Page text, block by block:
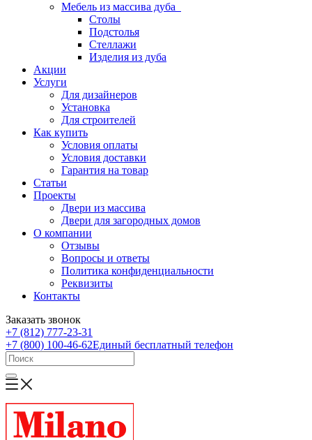
Мебель из массива дуба
Столы
Подстолья
Стеллажи
Изделия из дуба
Акции
Услуги
Для дизайнеров
Установка
Для строителей
Как купить
Условия оплаты
Условия доставки
Гарантия на товар
Статьи
Проекты
Двери из массива
Двери для загородных домов
О компании
Отзывы
Вопросы и ответы
Политика конфиденциальности
Реквизиты
Контакты
Заказать звонок
+7 (812) 777-23-31
+7 (800) 100-46-62Единый бесплатный телефон